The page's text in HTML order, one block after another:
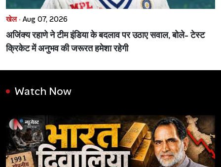
खेल · Aug 07, 2026
अजिंक्य रहाणे ने टीम इंडिया के बदलाव पर उठाए सवाल, बोले- टेस्ट
क्रिकेट में अनुभव की जरूरत हमेशा रहेगी
Watch Now